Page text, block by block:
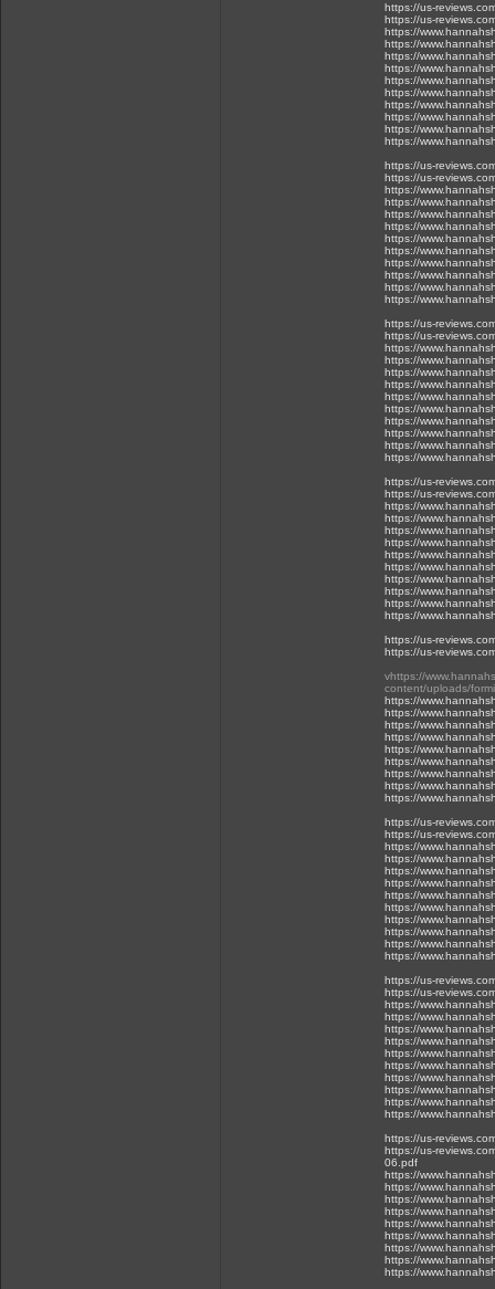
https://us-
https://us-
https://
https://
https://
https://
https://
https://
https://
https://
https://
https://
https://us-
https://us-
https://
https://
https://
https://
https://
https://
https://
https://
https://
https://
https://us-
https://us-
https://
https://
https://
https://
https://
https://
https://
https://
https://
https://
https://us-
https://us-
https://
https://
https://
https://
https://
https://
https://
https://
https://
https://
https://us-
https://us-
vhttps://
content/uploads/
https://
https://
https://
https://
https://
https://
https://
https://
https://
https://us-
https://us-
https://
https://
https://
https://
https://
https://
https://
https://
https://
https://
https://us-
https://us-
https://
https://
https://
https://
https://
https://
https://
https://
https://
https://
https://us-
https://us-
06.pdf
https://
https://
https://
https://
https://
https://
https://
https://
https://